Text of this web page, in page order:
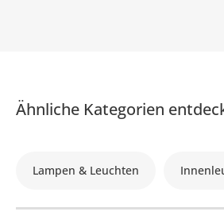
Ähnliche Kategorien
Lampen & Leuchten